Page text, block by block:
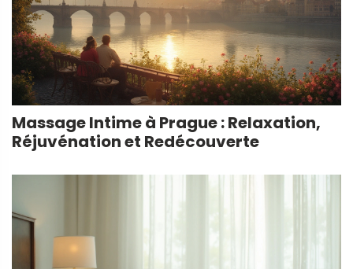
Massage Intime à Prague : Relaxation,
Réjuvénation et Redécouverte